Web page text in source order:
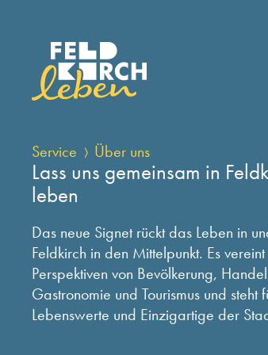
Service Über uns
Lass uns gemeinsam in
leben
Das neue Signet rückt das Leben in
Feldkirch in den Mittelpunkt. Es
Perspektiven von Bevölkerung,
Gastronomie und Tourismus und steht
Lebenswerte und Einzigartige der